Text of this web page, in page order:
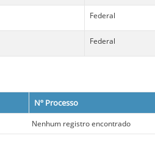
Federal
Federal
Nº Processo
Nenhum registro encontrado